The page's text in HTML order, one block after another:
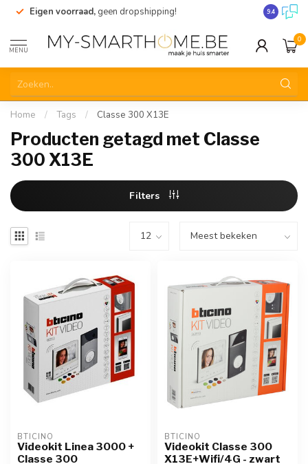
Eigen voorraad, geen dropshipping! 9.4
MENU
0
Home / Tags / Classe 300 X13E
Producten getagd met Classe
300 X13E
Filters
BTICINO
Videokit Linea 3000 +
Classe 300
BTICINO
Videokit Classe 300
X13E+Wifi/4G - zwart